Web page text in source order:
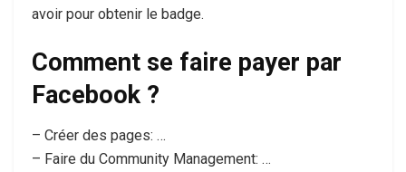
avoir pour obtenir le badge.
Comment se faire payer par
Facebook ?
– Créer des pages: …
– Faire du Community Management: …